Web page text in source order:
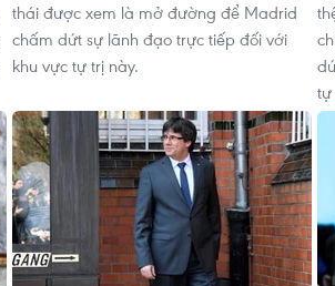
thái được xem là mở đường để Madrid
chấm dứt sự lãnh đạo trực tiếp đối với
khu vực tự trị này.
tự